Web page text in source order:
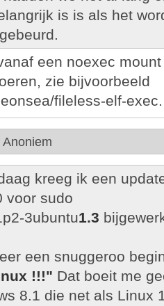
is is als het
een noexec
zie bijvoorbeeld
fileless-elf-exec.
Anoniem
kreeg ik een
voor sudo
3ubuntu1.3
een snuggeroo
!!!" Dat boeit me
8.1 die net als Linux